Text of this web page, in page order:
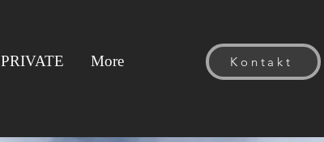
PRIVATE More Kontakt